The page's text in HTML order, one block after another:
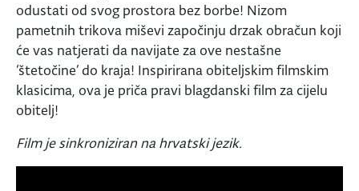
odustati od svog prostora bez borbe! Nizom
pametnih trikova miševi započinju drzak obračun koji
će vas natjerati da navijate za ove nestašne
‘štetočine’ do kraja! Inspirirana obiteljskim filmskim
klasicima, ova je priča pravi blagdanski film za cijelu
obitelj!
Film je sinkroniziran na hrvatski jezik.